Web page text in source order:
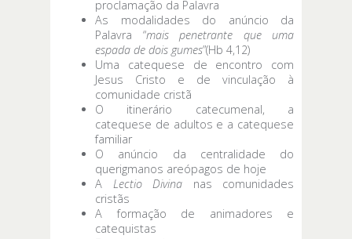
proclamação da Palavra
As modalidades do anúncio da
Palavra “mais penetrante que uma
espada de dois gumes”(Hb 4,12)
Uma catequese de encontro com
Jesus Cristo e de vinculação à
comunidade cristã
O itinerário catecumenal, a
catequese de adultos e a catequese
familiar
O anúncio da centralidade do
querigmanos areópagos de hoje
A Lectio Divina nas comunidades
cristãs
A formação de animadores e
catequistas